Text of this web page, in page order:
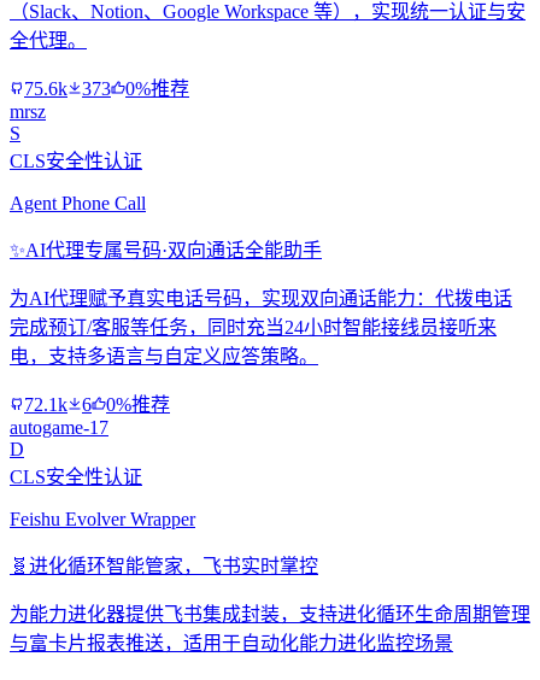
（Slack、Notion、Google Workspace 等），实现统一认证与安
全代理。
75.6k 373
0%推荐
mrsz
S
CLS安全性认证
Agent Phone Call
✨AI代理专属号码·双向通话全能助手
为AI代理赋予真实电话号码，实现双向通话能力：代拨电话
完成预订/客服等任务，同时充当24小时智能接线员接听来
电，支持多语言与自定义应答策略。
72.1k 6
0%推荐
autogame-17
D
CLS安全性认证
Feishu Evolver Wrapper
🧬 进化循环智能管家，飞书实时掌控
为能力进化器提供飞书集成封装，支持进化循环生命周期管理
与富卡片报表推送，适用于自动化能力进化监控场景